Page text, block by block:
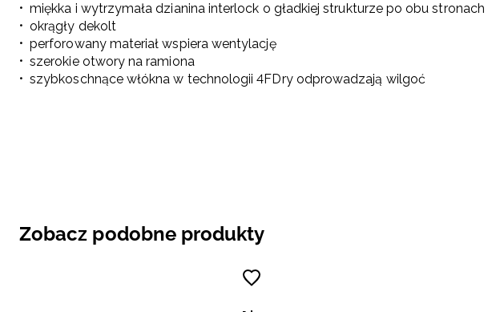
miękka i wytrzymała dzianina interlock o gładkiej strukturze po obu stronach
okrągły dekolt
perforowany materiał wspiera wentylację
szerokie otwory na ramiona
szybkoschnące włókna w technologii 4FDry odprowadzają wilgoć
Zobacz podobne produkty